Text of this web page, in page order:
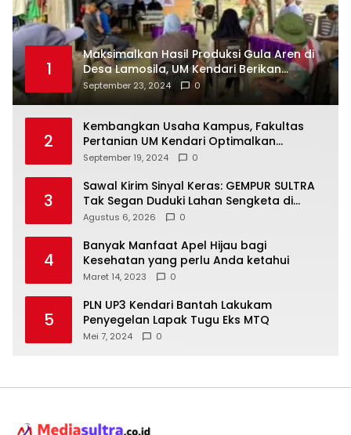
1
Maksimalkan Hasil Produksi Gula Aren di
Desa Lamosila, UM Kendari Berikan
Bantuan Alat Produksi Modern
September 23, 2024 0
2
Kembangkan Usaha Kampus, Fakultas
Pertanian UM Kendari Optimalkan
Laboratorium Lapangan Agribisnis
September 19, 2024 0
3
Sawal Kirim Sinyal Keras: GEMPUR SULTRA
Tak Segan Duduki Lahan Sengketa di
Puuwatu
Agustus 6, 2026 0
4
Banyak Manfaat Apel Hijau bagi
Kesehatan yang perlu Anda ketahui
Maret 14, 2023 0
5
PLN UP3 Kendari Bantah Lakukam
Penyegelan Lapak Tugu Eks MTQ
Mei 7, 2024 0